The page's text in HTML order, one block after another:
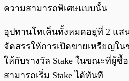
ความสามารถพิเศษแบบนั้น
อุปทานโทเค็นทั้งหมดอยู่ที่ 2 แส
จัดสรรให้การเปิดขายเหรียญใน
ให้กับรางวัล Stake ในขณะที่ผู้ซื้
สามารถเริ่ม Stake ได้ทันที